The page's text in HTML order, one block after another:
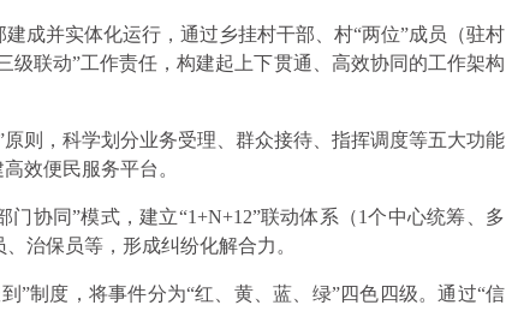
成并实体化运行，通过乡挂村干部、村“两位”成员（驻村
级联动”工作责任，构建起上下贯通、高效协同的工作架构
则，科学划分业务受理、群众接待、指挥调度等五大功能
效便民服务平台。
协同”模式，建立“1+N+12”联动体系（1个中心统筹、多
治保员等，形成纠纷化解合力。
”制度，将事件分为“红、黄、蓝、绿”四色四级。通过“信